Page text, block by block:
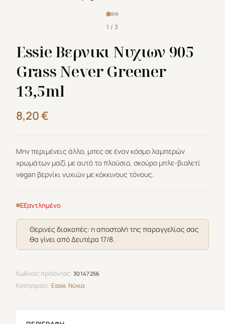
1 / 3
Essie Βερνικι Νυχιων 905
Grass Never Greener
13,5ml
8,20€
Μην περιμένεις άλλο, μπες σε έναν κόσμο λαμπερών
χρωμάτων μαζί με αυτό το πλούσιο, σκούρο μπλε-βιολετί
vegan βερνίκι νυχιών με κόκκινους τόνους.
Εξαντλημένο
Θερινές διακοπές: η αποστολή της παραγγελίας σας
θα γίνει από Δευτέρα 17/8.
Κωδικός προϊόντος: 30147256
Κατηγορίες:Essie,Νύχια